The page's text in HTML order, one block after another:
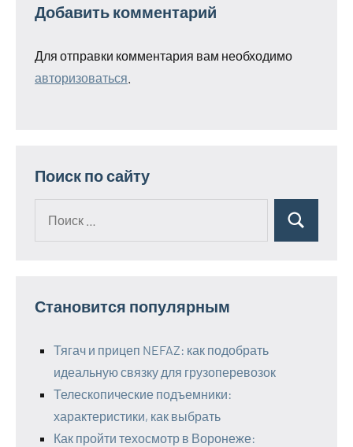
Добавить комментарий
Для отправки комментария вам необходимо
авторизоваться
Поиск по сайту
Поиск
Становится популярным
Тягач и прицеп NEFAZ: как подобрать
идеальную связку для грузоперевозок
Телескопические подъемники:
характеристики, как выбрать
Как пройти техосмотр в Воронеже: